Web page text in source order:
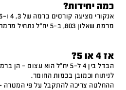
כמה יחידות?
מרמת שאלון 803, ב-5 יח"ל נתחיל מרמת שאלון 805.
אז 4 או 5?
הבדל בין 4 ל-5 יח"ל הוא עצום
לניתוח וכמובן בכמות החומר.
ההחלטה צריכה להתקבל על פי המטרה